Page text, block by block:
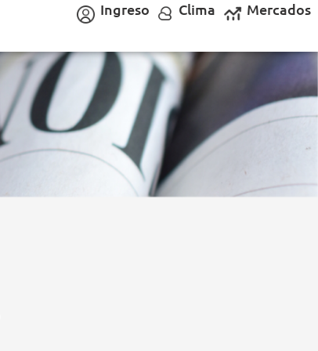
Ingreso Clima Mercados